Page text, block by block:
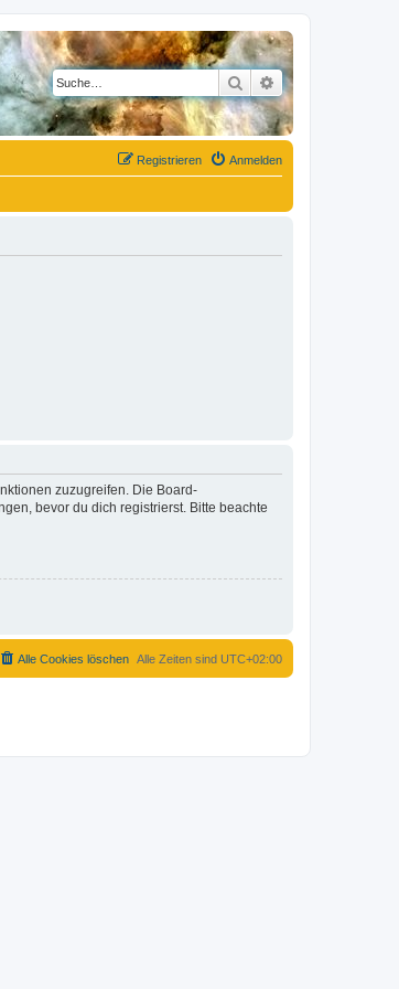
SucheErweiterte Suche
Anmelden
Registrieren
zuzugreifen. Die Board-
bevor du dich registrierst. Bitte beachte
Alle Zeiten sind UTC+02:00
Alle Cookies löschen